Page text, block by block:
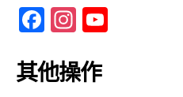
F
a
c
In
st
a
其他操作